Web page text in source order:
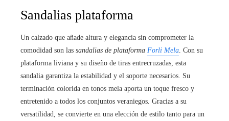
Sandalias plataforma
Un calzado que añade altura y elegancia sin comprometer la
comodidad son las sandalias de plataforma Forli Mela. Con su
plataforma liviana y su diseño de tiras entrecruzadas, esta
sandalia garantiza la estabilidad y el soporte necesarios. Su
terminación colorida en tonos mela aporta un toque fresco y
entretenido a todos los conjuntos veraniegos. Gracias a su
versatilidad, se convierte en una elección de estilo tanto para un